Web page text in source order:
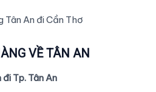
Tân An đi Cần Thơ
VỀ TÂN AN
Tp. Tân An